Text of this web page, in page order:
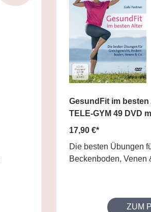
GesundFit im besten
TELE-GYM 49 DVD
17,90 €*
Die besten Übungen
Beckenboden, Venen
ZUM